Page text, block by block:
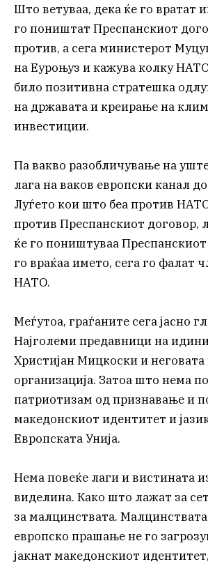
Што ветуваа, дека ќе го вратат
го поништат Преспанскиот
против, а сега министерот
на Еуроњуз и кажува колку
било позитивна стратешка
на државата и креирање на
инвестиции.
Па вакво разобличување на
лага на ваков европски канал
Луѓето кои што беа против
против Преспанскиот договор,
ќе го поништуваа
го враќаа името, сега го фалат
НАТО.
Меѓутоа, граѓаните сега јасно
Најголеми предавници на
Христијан Мицкоски и
организација. Затоа што нема
патриотизам од признавање и
македонскиот идентитет и
Европската Унија.
Нема повеќе лаги и вистината
виделина. Како што лажат за
за малцинствата.
европско прашање не го
јакнат македонскиот